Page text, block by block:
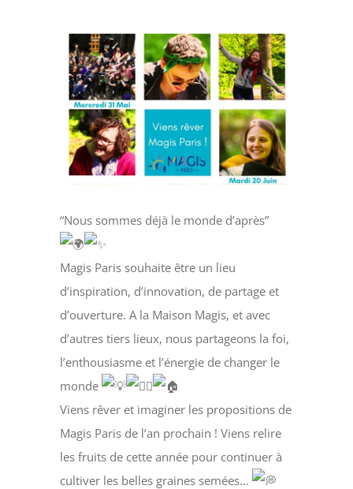
Magis Paris
Cowork Magis
JRS France
Rechercher
Voir
l'image
agrandie
“Nous sommes déjà le monde d’après”
Magis Paris souhaite être un lieu
d’inspiration, d’innovation, de partage et
d’ouverture. A la Maison Magis, et avec
d’autres tiers lieux, nous partageons la foi,
l’enthousiasme et l’énergie de changer le
monde
Viens rêver et imaginer les propositions de
Magis Paris de l’an prochain ! Viens relire
les fruits de cette année pour continuer à
cultiver les belles graines semées…